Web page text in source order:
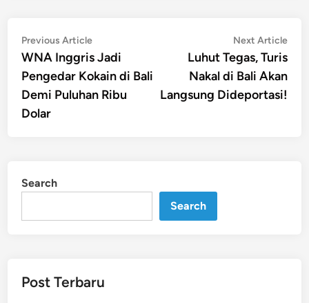
Post
navigation
Previous ArticlePrevious
article:
WNA Inggris Jadi
Pengedar Kokain di Bali
Demi Puluhan Ribu
Dolar
Next Article
Luhut Tegas, Turis
Nakal di Bali Akan
Langsung Dideportasi!
Search
Search
Post Terbaru